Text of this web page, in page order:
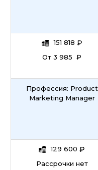
151 818 ₽
От 3 985 ₽
Профессия: Product
Marketing Manager
129 600 ₽
Рассрочки нет